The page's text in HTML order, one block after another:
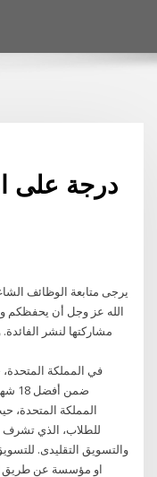
درجة على
الله عز وجل أن يحفظكم
في المملكة
للطلاب، الذي تشرف
والتسويق التقليدى.
او مؤسسة عن طريق